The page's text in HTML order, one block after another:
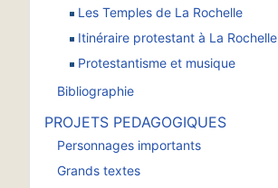
Les Temples de La Rochelle
Itinéraire protestant à La Rochelle
Protestantisme et musique
Bibliographie
PROJETS PEDAGOGIQUES
Personnages importants
Grands textes